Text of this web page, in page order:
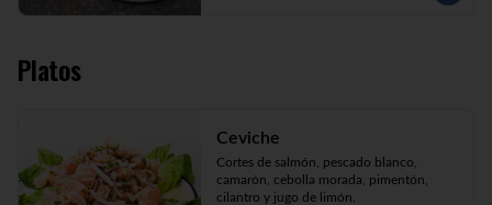
Platos
Ceviche
Cortes de salmón, pescado blanco,
camarón, cebolla morada, pimentón,
cilantro y jugo de limón.